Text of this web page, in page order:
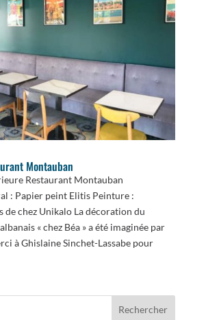
Montauban
Restaurant Montauban
: Papier peint Elitis Peinture :
de chez Unikalo La décoration du
« chez Béa » a été imaginée par
à Ghislaine Sinchet-Lassabe pour